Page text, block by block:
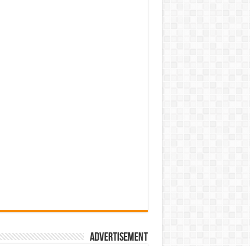
Advertisement